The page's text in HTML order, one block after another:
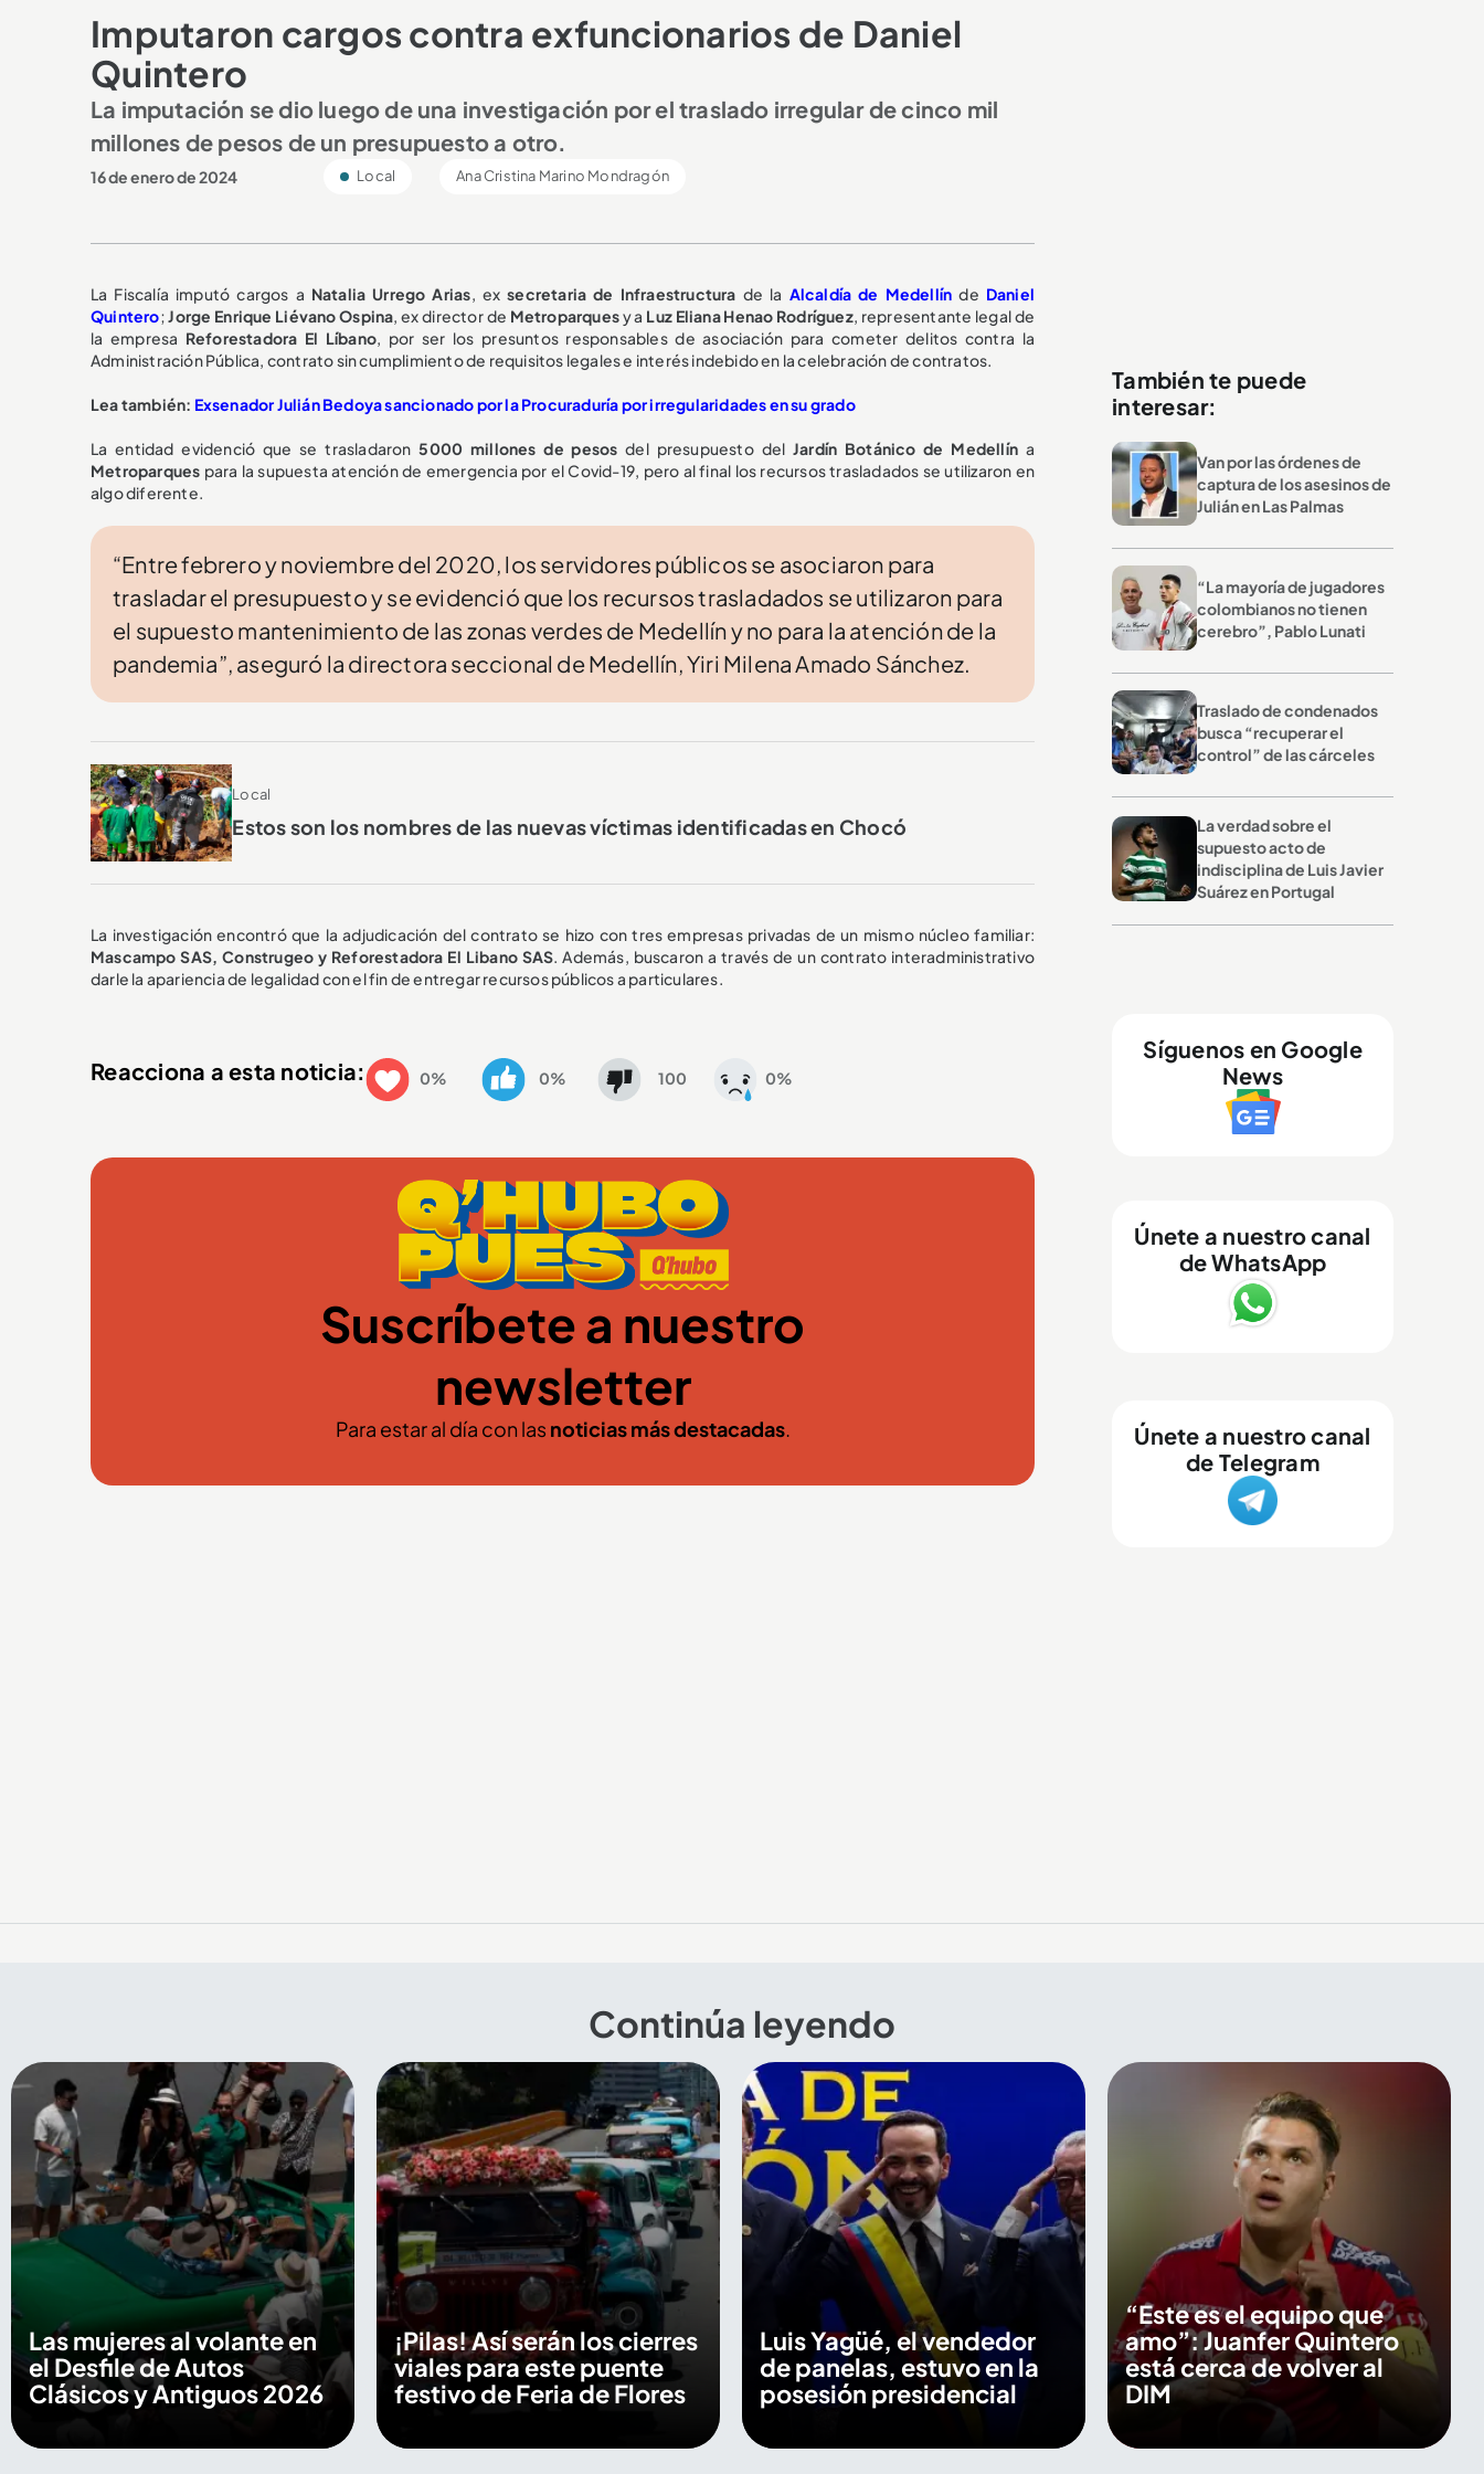
Imputaron cargos contra exfuncionarios de Daniel
Quintero
La imputación se dio luego de una investigación por el traslado irregular de cinco mil
millones de pesos de un presupuesto a otro.
16 de enero de 2024 Local Ana Cristina Marino Mondragón
La Fiscalía imputó cargos a Natalia Urrego Arias, exsecretaria de Infraestructura de la Alcaldía de Medellín de Daniel
Quintero;Jorge Enrique Liévano Ospina, ex director de Metroparquesy a Luz Eliana Henao Rodríguez, representante legal de
la empresa Reforestadora El Líbano, por ser los presuntos responsables de asociación para cometer delitos contra la
Administración Pública, contrato sin cumplimiento de requisitos legales e interés indebido en la celebración de contratos.
Lea también: Exsenador Julián Bedoya sancionado por la Procuraduría por irregularidades en su grado
La entidad evidenció que se trasladaron5000 millones de pesos del presupuesto del Jardín Botánico de Medellín a
Metroparques para la supuesta atención de emergencia por el Covid-19, pero al final los recursos trasladados se utilizaron en
algo diferente.
“Entre febrero y noviembre del 2020, los servidores públicos se asociaron para
trasladar el presupuesto y se evidenció que los recursos trasladados se utilizaron para
el supuesto mantenimiento de las zonas verdes de Medellín y no para la atención de la
pandemia”, aseguró la directora seccional de Medellín, Yiri Milena Amado Sánchez.
Local
Estos son los nombres de las nuevas víctimas identificadas en Chocó
La investigación encontró que la adjudicación del contrato se hizo con tres empresas privadas de un mismo núcleo familiar:
Mascampo SAS, Construgeo y Reforestadora El Libano SAS. Además, buscaron a través de un contrato interadministrativo
darle la apariencia de legalidad con el fin de entregar recursos públicos a particulares.
Reacciona a esta noticia: 0% 0% 100 0%
Suscríbete a nuestro
newsletter
Para estar al día con lasnoticias más destacadas.
También te puede
interesar:
Van por las órdenes de
captura de los asesinos de
Julián en Las Palmas
“La mayoría de jugadores
colombianos no tienen
cerebro”, Pablo Lunati
Traslado de condenados
busca “recuperar el
control” de las cárceles
La verdad sobre el
supuesto acto de
indisciplina de Luis Javier
Suárez en Portugal
Síguenos en Google
News
Únete a nuestro canal
de WhatsApp
Únete a nuestro canal
de Telegram
Continúa leyendo
Las mujeres al volante en
el Desfile de Autos
Clásicos y Antiguos 2026
¡Pilas! Así serán los cierres
viales para este puente
festivo de Feria de Flores
Luis Yagüé, el vendedor
de panelas, estuvo en la
posesión presidencial
“Este es el equipo que
amo”: Juanfer Quintero
está cerca de volver al
DIM